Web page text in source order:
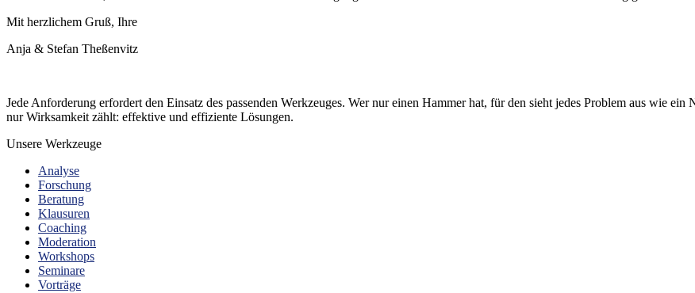
Mit herzlichem Gruß, Ihre
Anja & Stefan Theßenvitz
Jede Anforderung erfordert den Einsatz des passenden Werkzeuges. Wer nur einen Hammer hat, für den sieht jedes Problem aus wie
nur Wirksamkeit zählt: effektive und effiziente Lösungen.
Unsere Werkzeuge
Analyse
Forschung
Beratung
Klausuren
Coaching
Moderation
Workshops
Seminare
Vorträge